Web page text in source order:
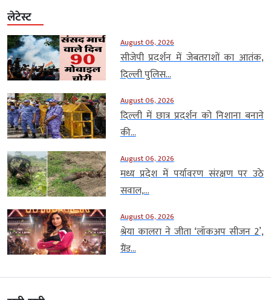
लेटेस्ट
August 06, 2026
सीजेपी प्रदर्शन में जेबतराशों का आतंक,
दिल्ली पुलिस...
August 06, 2026
दिल्ली में छात्र प्रदर्शन को निशाना बनाने
की...
August 06, 2026
मध्य प्रदेश में पर्यावरण संरक्षण पर उठे
सवाल,...
August 06, 2026
श्रेया कालरा ने जीता ‘लॉकअप सीजन 2’,
ग्रैंड...